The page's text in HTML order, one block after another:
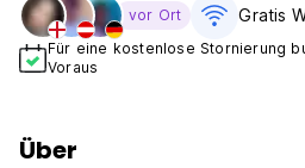
vor Ort Gratis
Für eine kostenlose Stornierung
Voraus
Über